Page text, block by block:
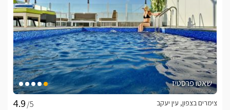
שאטו פרסטיז
/5
צימרים בצפון, עין יעקב